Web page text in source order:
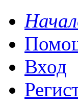
Вход